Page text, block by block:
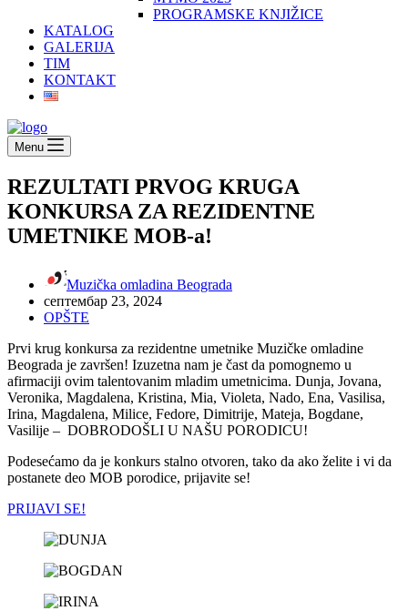
PROGRAMSKE KNJIŽICE
KATALOG
GALERIJA
TIM
KONTAKT
Menu
REZULTATI PRVOG KRUGA
KONKURSA ZA REZIDENTNE
UMETNIKE MOB-a!
Muzička omladina Beograda
септембар 23, 2024
OPŠTE
Prvi krug konkursa za rezidentne umetnike Muzičke omladine
Beograda je završen! Izuzetna nam je čast da pomognemo u
afirmaciji ovim talentovanim mladim umetnicima. Dunja, Jovana,
Veronika, Magdalena, Kristina, Mia, Violeta, Nado, Ena, Vasilisa,
Irina, Magdalena, Milice, Fedore, Dimitrije, Mateja, Bogdane,
Vasilije – DOBRODOŠLI U NAŠU PORODICU!
Podesećamo da je konkurs stalno otvoren, tako da ako želite i vi da
postanete deo MOB porodice, prijavite se!
PRIJAVI SE!